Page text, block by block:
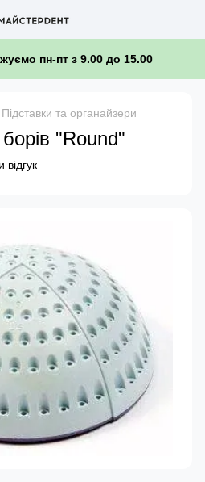
пн-пт з 9.00 до 15.00
Підставки та органайзери
"Round"
відгук